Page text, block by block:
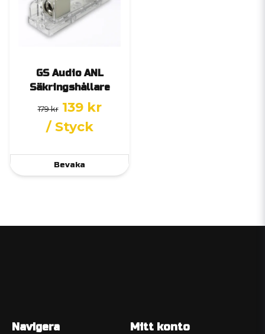
GS Audio ANL
Säkringshållare
179 kr 139 kr
/ Styck
Bevaka
Navigera Mitt konto